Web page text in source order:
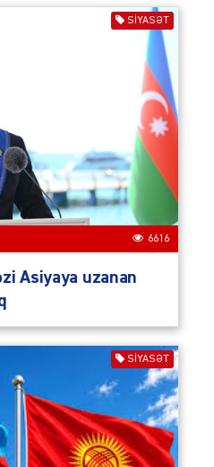
SIYASƏT
6616
Asiyaya uzanan
SIYASƏT